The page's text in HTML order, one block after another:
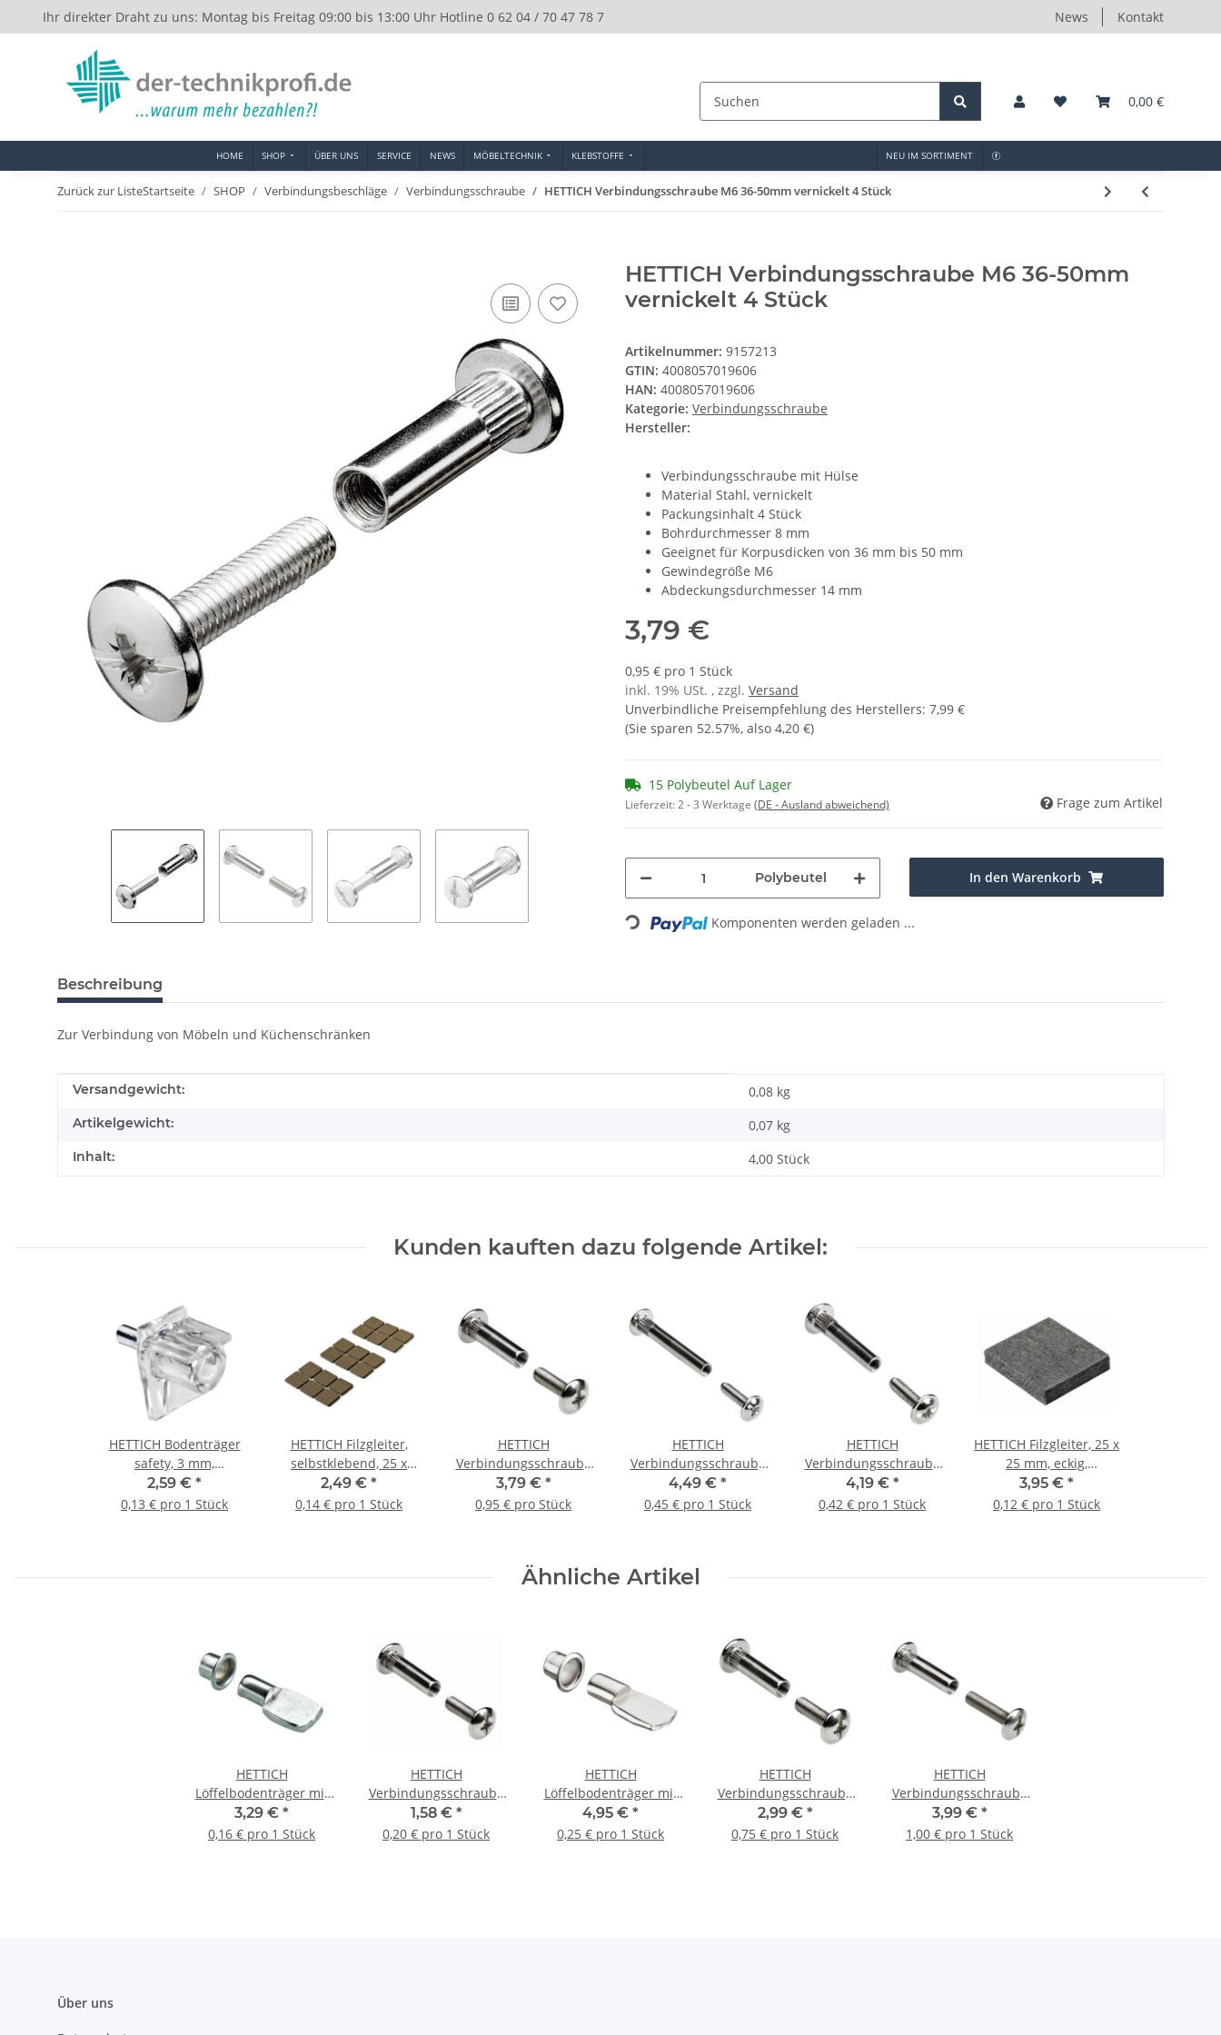
Ihr direkter Draht zu uns: Montag bis Freitag 09:00 bis 13:00 Uhr Hotline 0 62 04 / 70 47 78 7 News Kontakt
0,00 €
HOME SHOP ÜBER UNS SERVICE NEWS MÖBELTECHNIK KLEBSTOFFE NEU IM SORTIMENT
Zurück zur ListeStartseite SHOP Verbindungsbeschläge Verbindungsschraube HETTICH Verbindungsschraube M6 36-50mm vernickelt 4 Stück
HETTICH Verbindungsschraube M6 36-50mm
vernickelt 4 Stück
Artikelnummer: 9157213
GTIN: 4008057019606
HAN: 4008057019606
Kategorie: Verbindungsschraube
Hersteller:
Verbindungsschraube mit Hülse
Material Stahl, vernickelt
Packungsinhalt 4 Stück
Bohrdurchmesser 8 mm
Geeignet für Korpusdicken von 36 mm bis 50 mm
Gewindegröße M6
Abdeckungsdurchmesser 14 mm
3,79 €
0,95 € pro 1 Stück
inkl. 19% USt. , zzgl. Versand
Unverbindliche Preisempfehlung des Herstellers: 7,99 €
(Sie sparen 52.57%, also 4,20 €)
15 Polybeutel Auf Lager
Lieferzeit:2 - 3 Werktage (DE - Ausland abweichend) Frage zum Artikel
Polybeutel In den Warenkorb
Loading... Komponenten werden geladen ...
Beschreibung
Zur Verbindung von Möbeln und Küchenschränken
Produkteigenschaft
Wert
Versandgewicht: 0,08 kg
Artikelgewicht: 0,07 kg
Inhalt: 4,00 Stück
Kunden kauften dazu folgende Artikel:
HETTICH Bodenträger
safety, 3 mm,
transparent, 20 Stück
2,59 € *
0,13 € pro 1 Stück
HETTICH Filzgleiter,
selbstklebend, 25 x
25mm, braun, 18 Stück
2,49 € *
0,14 € pro 1 Stück
HETTICH
Verbindungsschraube
M6 30-42mm vernickelt
4 Stück
3,79 € *
0,95 € pro Stück
HETTICH
Verbindungsschraube
M4, 36-46 mm,
vernickelt, 10 Stück
4,49 € *
0,45 € pro 1 Stück
HETTICH
Verbindungsschraube
M4 28-38mm vernickelt,
10 Stück
4,19 € *
0,42 € pro 1 Stück
HETTICH Filzgleiter, 25 x
25 mm, eckig,
selbstklebend, 32 Stück
3,95 € *
0,12 € pro 1 Stück
Ähnliche Artikel
HETTICH
Löffelbodenträger mit
Hülse, 8mm,
vermessingt, 20 Stück
3,29 € *
0,16 € pro 1 Stück
HETTICH
Verbindungsschraube
M6 30-42mm vernickelt
1,58 € *
0,20 € pro 1 Stück
HETTICH
Löffelbodenträger mit
Hülse, 8mm, verzinkt,
20 Stück
4,95 € *
0,25 € pro 1 Stück
HETTICH
Verbindungsschraube
M6, 30-42 mm,
vernickelt, 4 Stück
2,99 € *
0,75 € pro 1 Stück
HETTICH
Verbindungsschraube
M6, 36-50 mm,
vernickelt, 4 Stück
3,99 € *
1,00 € pro 1 Stück
Über uns